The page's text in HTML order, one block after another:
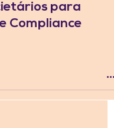
para
Compliance